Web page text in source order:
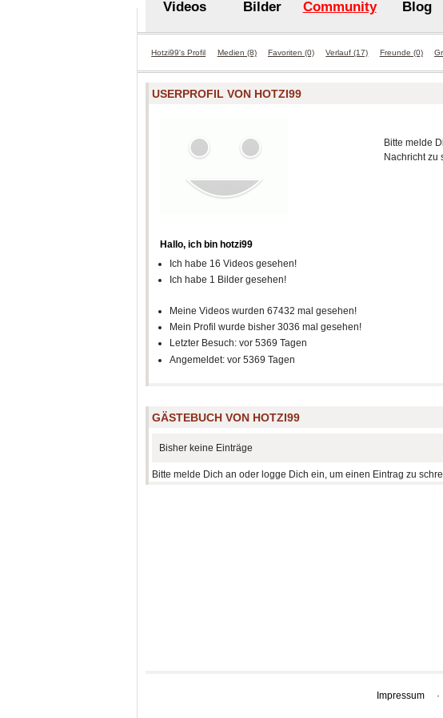
Videos Bilder Community Blog
Hotzi99's Profil Medien (8) Favoriten (0) Verlauf (17) Freunde (0)
USERPROFIL VON HOTZI99
Hallo, ich bin hotzi99
Ich habe 16 Videos gesehen!
Ich habe 1 Bilder gesehen!
Meine Videos wurden 67432 mal gesehen!
Mein Profil wurde bisher 3036 mal gesehen!
Letzter Besuch: vor 5369 Tagen
Angemeldet: vor 5369 Tagen
Bitte melde
Nachricht zu
GÄSTEBUCH VON HOTZI99
Bisher keine Einträge
Bitte melde Dich an oder logge Dich ein, um einen Eintrag zu
Impressum ·